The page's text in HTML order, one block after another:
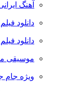
آهنگ
دانلود
دانلود
موسیقی
ویژه جام جهانی